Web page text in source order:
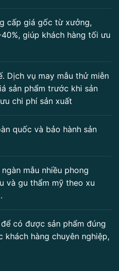
cấp giá gốc từ xưởng,
giúp khách hàng tối ưu
Dịch vụ may mẫu thử miễn
sản phẩm trước khi sản
chi phí sản xuất
quốc và bảo hành sản
mẫu nhiều phong
và gu thẩm mỹ theo xu
có được sản phẩm đúng
khách hàng chuyên nghiệp,